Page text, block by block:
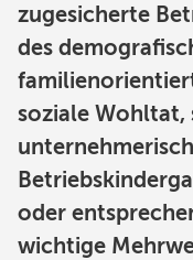
zugesicherte
des
soziale Wohltat,
oder
wichtige